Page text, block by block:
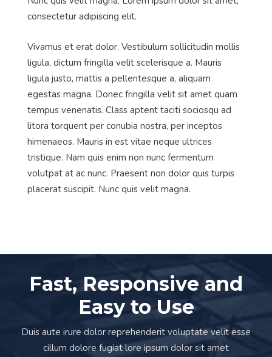
consectetur adipiscing elit.
Vivamus et erat dolor. Vestibulum sollicitudin mollis
ligula, dictum fringilla velit scelerisque a. Mauris
ligula justo, mattis a pellentesque a, aliquam
egestas magna. Donec fringilla velit sit amet quam
tempus venenatis. Class aptent taciti sociosqu ad
litora torquent per conubia nostra, per inceptos
himenaeos. Mauris in est vitae neque ultrices
tristique. Nam quis enim non nunc fermentum
volutpat at ac nunc. Praesent non dolor quis turpis
placerat suscipit. Nunc quis velit magna.
Fast, Responsive and
Easy to Use
Duis aute irure dolor reprehenderit voluptate velit esse
cillum dolore fugiat lore ipsum dolor sit amet